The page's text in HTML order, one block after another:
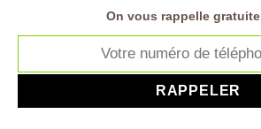
On vous rappelle